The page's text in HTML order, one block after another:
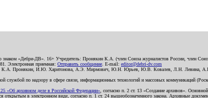
знаком «Дебри-ДВ». 16+ Учредитель: Пронякин К.А. (член Союза журналистов России, член
Электронная приемная: Отправить сообщение . E-mail: editor@debri-dv.com
К.А. Пронякин, И.Ю. Харитонова, А.Э. Мирмович, Ю.Н. Юрьев, Ю.В. Ковалев, Л.Н.
службой по надзору в сфере связи, информационных технологий и массовых коммуникаций
«Об архивном деле в Российской Федерации» , согласно п. 2 ст. 13 «Создание архивов».
в электронном виде, согласно п. 1 ст. 24 вышеобозначенного закона. Архивные